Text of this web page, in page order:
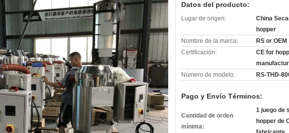
Datos del producto:
Lugar de origen:
China
hopper
Nombre de la marca:
RS or OEM
Certificación:
CE for
Número de modelo:
RS-THD-
Pago y Envío Términos:
Cantidad de orden
mínima:
1 juego de
hopper de